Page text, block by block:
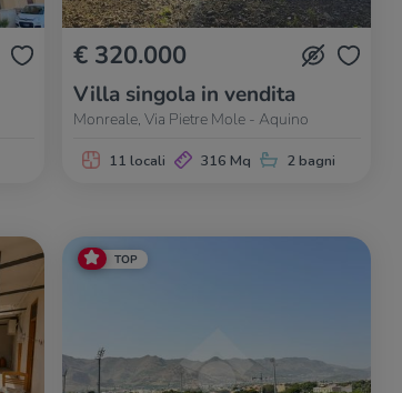
€ 320.000
Villa singola in vendita
Monreale, Via Pietre Mole - Aquino
11 locali 316 Mq 2 bagni
TOP